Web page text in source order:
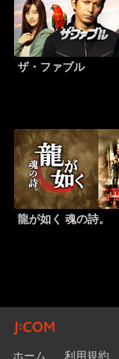
ザ・ファブル
龍が如く 魂の詩。
ホーム 利用規約